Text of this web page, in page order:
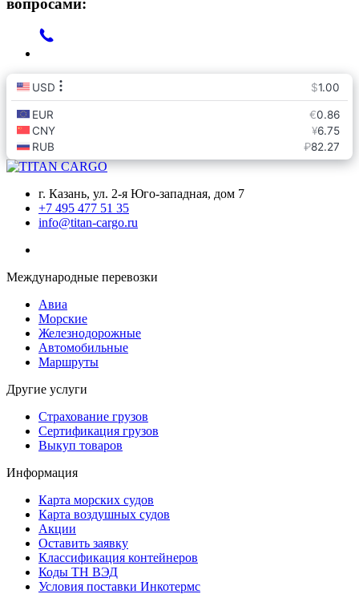
г. Казань, ул. 2-я Юго-западная, дом 7
+7 495 477 51 35
info@titan-cargo.ru
Международные перевозки
Авиа
Морские
Железнодорожные
Автомобильные
Маршруты
Другие услуги
Страхование грузов
Сертификация грузов
Выкуп товаров
Информация
Карта морских судов
Карта воздушных судов
Акции
Оставить заявку
Классификация контейнеров
Коды ТН ВЭД
Условия поставки Инкотермс